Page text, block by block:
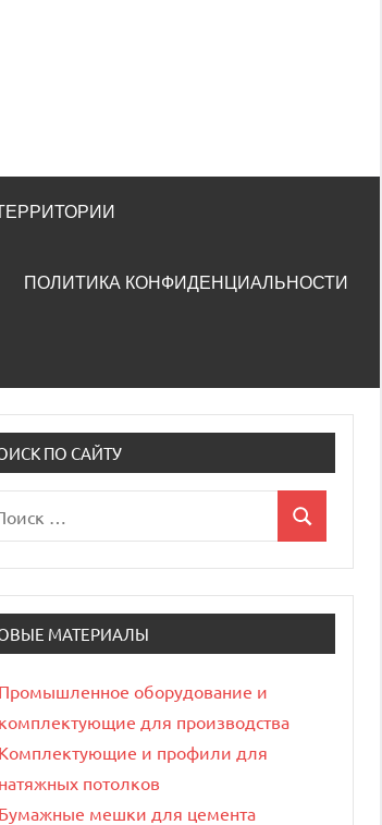
ПОЛИТИКА КОНФИДЕНЦИАЛЬНОСТИ
ПО САЙТУ
Поиск
МАТЕРИАЛЫ
Промышленное оборудование и
комплектующие для производства
Комплектующие и профили для
натяжных потолков
Бумажные мешки для цемента